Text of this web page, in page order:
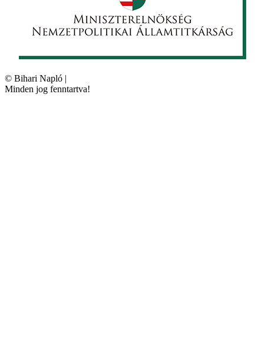
© Bihari Napló |
Minden jog fenntartva!